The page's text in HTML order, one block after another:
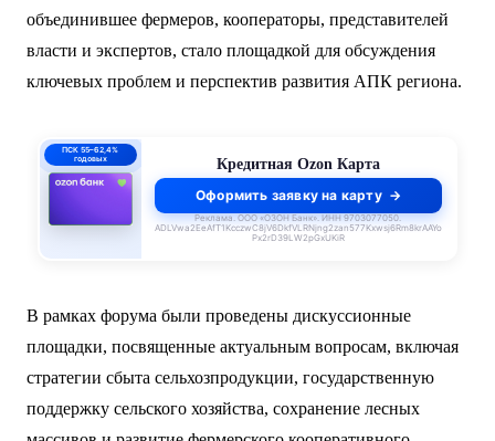
объединившее фермеров, кооператоры, представителей
власти и экспертов, стало площадкой для обсуждения
ключевых проблем и перспектив развития АПК региона.
ПСК 55–62,4%
годовых
Кредитная Ozon Карта
Оформить заявку на карту
Реклама. ООО «ОЗОН Банк». ИНН 9703077050.
ADLVwa2EeAfT1KcczwC8jV6DkfVLRNjng2zan577Kxwsj6Rm8krAAYo
Px2rD39LW2pGxUKiR
В рамках форума были проведены дискуссионные
площадки, посвященные актуальным вопросам, включая
стратегии сбыта сельхозпродукции, государственную
поддержку сельского хозяйства, сохранение лесных